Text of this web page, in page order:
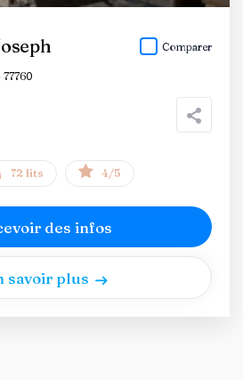
77760
Comparer
72 lits 4/5
des infos
savoir plus